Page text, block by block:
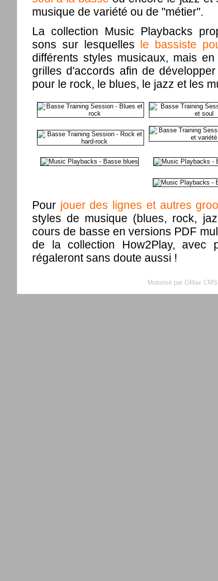
musique de variété ou de "métier".
La collection Music Playbacks
sons sur lesquelles le bassiste
différents styles musicaux, mais
grilles d'accords afin de
pour le rock, le blues, le jazz et les
Pour jouer des lignes et autres
styles de musique (blues, rock,
cours de basse en versions PDF
de la collection How2Play, avec
régaleront sans doute aussi !
Motorisé par GMax